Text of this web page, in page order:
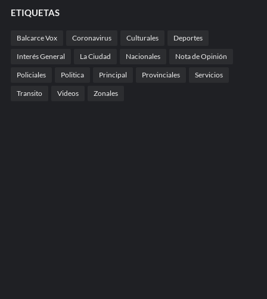
ETIQUETAS
Balcarce Vox Coronavirus Culturales Deportes
Interés General La Ciudad Nacionales Nota de Opinión
Policiales Politica Principal Provinciales Servicios
Transito Videos Zonales